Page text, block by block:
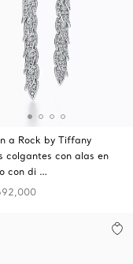
a Rock by Tiffany
colgantes con alas en
con di …